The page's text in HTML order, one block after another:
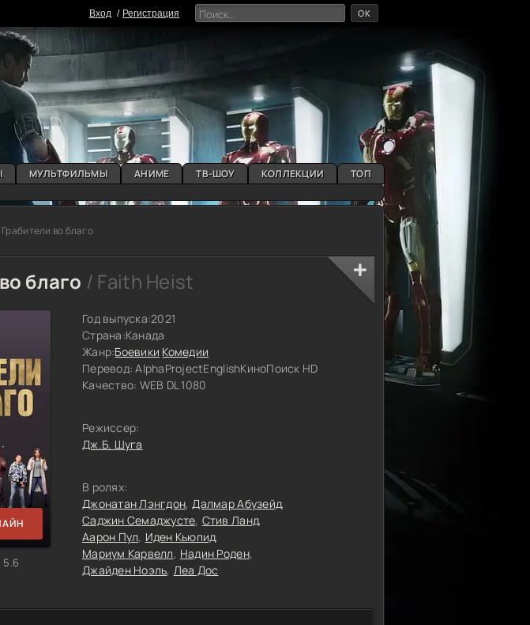
Вxoд Регистрация OK
МУЛЬТФИЛЬМЫ АНИМЕ ТВ-ШОУ КОЛЛЕКЦИИ ТОП
Грабители во благо
благо / Faith Heist
5.6
Год выпуска:2021
Страна:Канада
Жанр:Боевики Комедии
Перевод:AlphaProjectEnglishКиноПоиск HD
Качество: WEB DL 1080
Режиссер:
Дж.Б. Шуга
В ролях:
Джонатан Лэнгдон Далмар Абузейд
Саджин Семаджусте Стив Ланд
Аарон Пул Иден Кьюпид
Мариум Карвелл Надин Роден
Джайден Ноэль Леа Дос